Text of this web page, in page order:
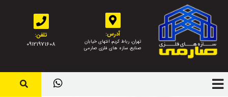
آدرس:
تهران، رباط کریم، انتهای خیابان
صنایع، سازه های فلزی صارمی
تلفن:
09121971608